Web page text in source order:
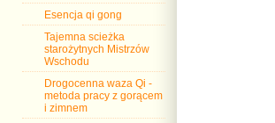
Esencja qi gong
Tajemna scieżka
starożytnych Mistrzów
Wschodu
Drogocenna waza Qi -
metoda pracy z gorącem
i zimnem